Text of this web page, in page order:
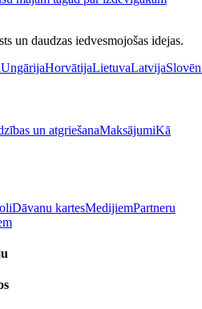
un daudzas iedvesmojošas idejas.
UngārijaHorvātijaLietuvaLatvija
un atgriešanaMaksājumiKā
Dāvanu kartesMedijiemPartneru